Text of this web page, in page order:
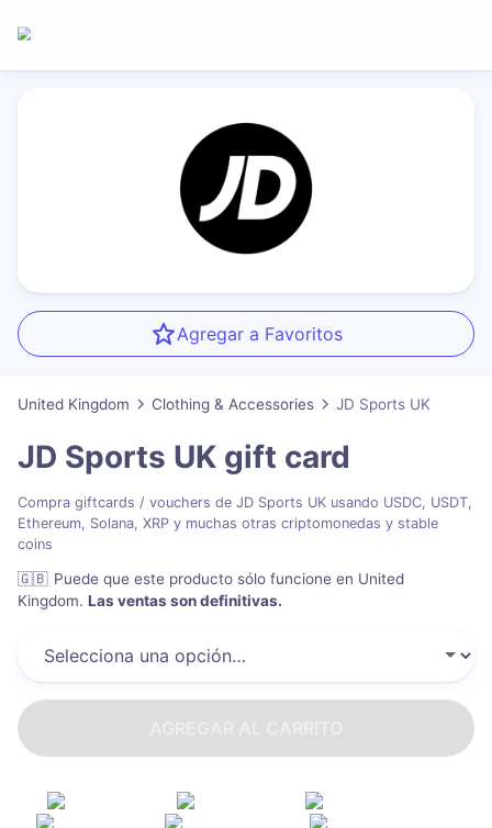
Agregar a Favoritos
United Kingdom Clothing & Accessories JD Sports UK
JD Sports UK gift card
Compra giftcards / vouchers de JD Sports UK usando USDC, USDT,
Ethereum, Solana, XRP y muchas otras criptomonedas y stable
coins
🇬🇧 Puede que este producto sólo funcione en United
Kingdom. Las ventas son definitivas.